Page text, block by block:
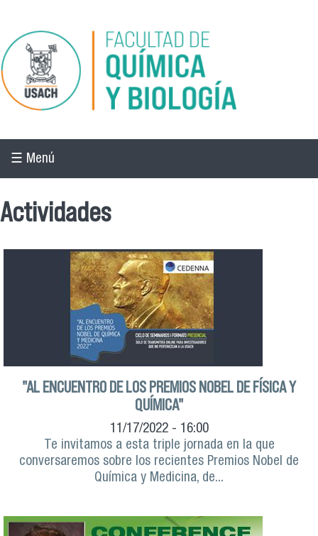
Pasar al contenido principal
☰ Menú
Actividades
"AL ENCUENTRO DE LOS PREMIOS NOBEL DE FÍSICA Y
QUÍMICA"
11/17/2022 - 16:00
Te invitamos a esta triple jornada en la que
conversaremos sobre los recientes Premios Nobel de
Química y Medicina, de...